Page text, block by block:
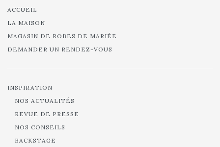
ACCUEIL
LA MAISON
MAGASIN DE ROBES DE MARIÉE
DEMANDER UN RENDEZ-VOUS
INSPIRATION
NOS ACTUALITÉS
REVUE DE PRESSE
NOS CONSEILS
BACKSTAGE